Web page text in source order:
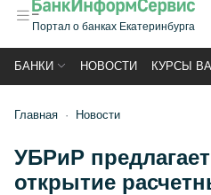
Портал о банках Екатеринбурга
БАНКИ НОВОСТИ КУРСЫ
Главная Новости
УБРиР
открытие